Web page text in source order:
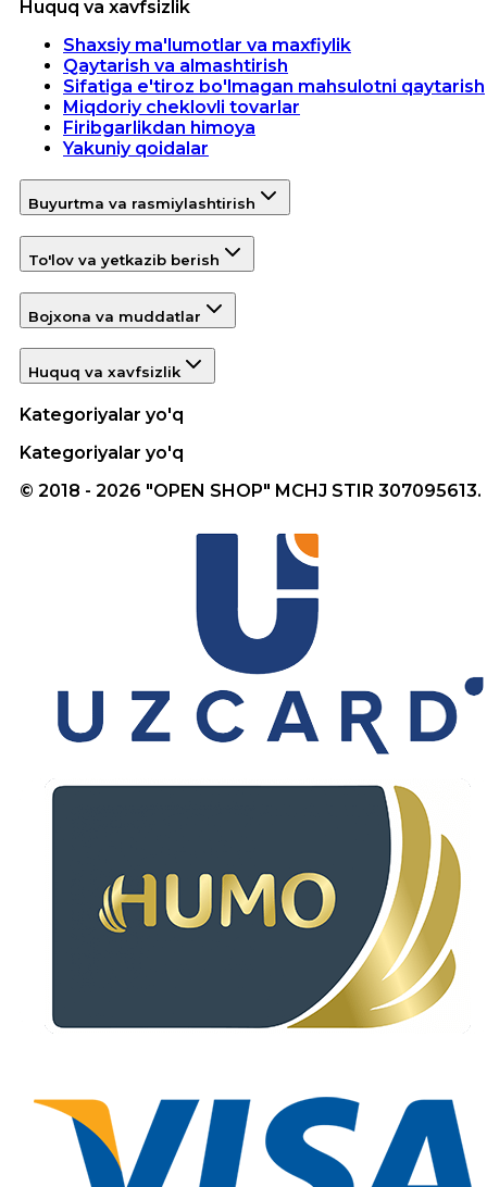
Huquq va xavfsizlik
Shaxsiy ma'lumotlar va maxfiylik
Qaytarish va almashtirish
Sifatiga e'tiroz bo'lmagan mahsulotni qaytarish
Miqdoriy cheklovli tovarlar
Firibgarlikdan himoya
Yakuniy qoidalar
Buyurtma va rasmiylashtirish
To'lov va yetkazib berish
Bojxona va muddatlar
Huquq va xavfsizlik
Kategoriyalar yo'q
Kategoriyalar yo'q
© 2018 - 2026 "OPEN SHOP" MCHJ STIR 307095613.